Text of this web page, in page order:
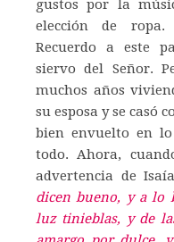
gustos por la
elección de ropa.
Recuerdo a este
siervo del Señor.
muchos años
su esposa y se casó
bien envuelto en
todo. Ahora,
advertencia de
dicen bueno, y a lo
luz tinieblas, y de